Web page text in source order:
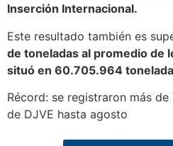
Inserción Internacional.
Este resultado también es
de toneladas al promedio de
situó en 60.705.964
Récord: se registraron más
de DJVE hasta agosto